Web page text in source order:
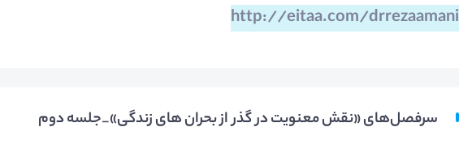
http://eitaa.com/drrezaamani
سرفصل‌های «نقش معنویت در گذر از بحران های زندگی»_جلسه دوم